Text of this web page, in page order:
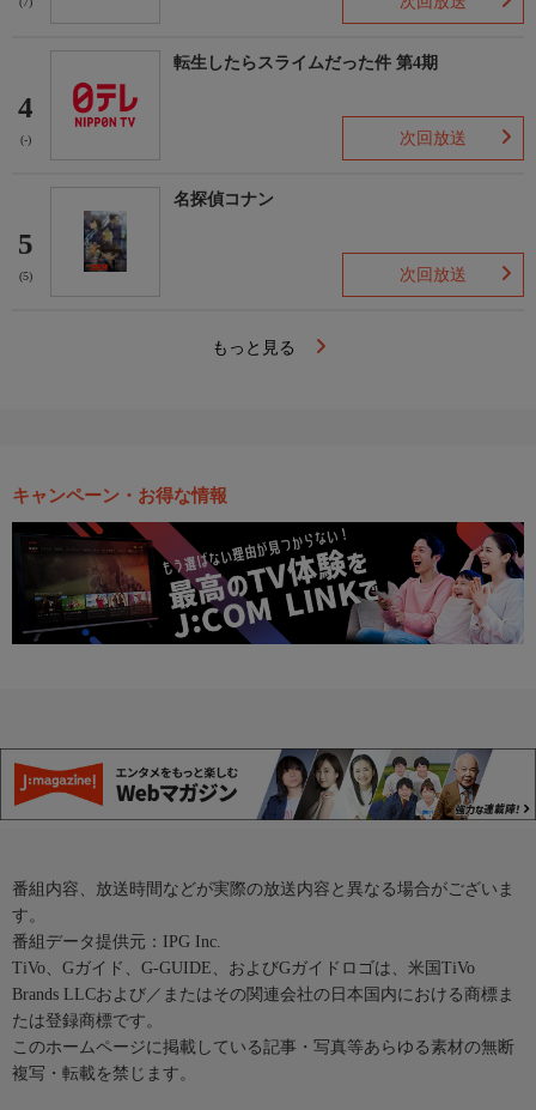
(7)
4
(-)
転生したらスライムだった件 第4期
次回放送
5
(5)
名探偵コナン
次回放送
もっと見る
キャンペーン・お得な情報
番組内容、放送時間などが実際の放送内容と異なる場合がございま
す。
番組データ提供元：IPG Inc.
TiVo、Gガイド、G-GUIDE、およびGガイドロゴは、米国TiVo
Brands LLCおよび／またはその関連会社の日本国内における商標ま
たは登録商標です。
このホームページに掲載している記事・写真等あらゆる素材の無断
複写・転載を禁じます。